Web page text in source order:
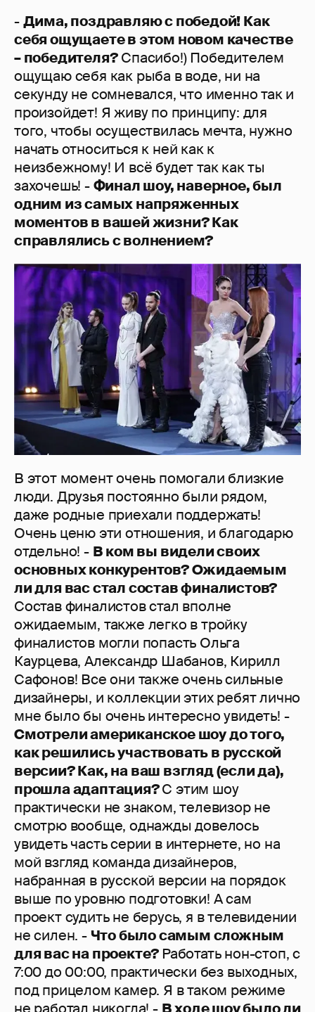
-Дима, поздравляю с победой! Как
себя ощущаете в этом новом качестве
– победителя?Спасибо!) Победителем
ощущаю себя как рыба в воде, ни на
секунду не сомневался, что именно так и
произойдет! Я живу по принципу: для
того, чтобы осуществилась мечта, нужно
начать относиться к ней как к
неизбежному! И всё будет так как ты
захочешь! -Финал шоу, наверное, был
одним из самых напряженных
моментов в вашей жизни? Как
справлялись с волнением?
В этот момент очень помогали близкие
люди. Друзья постоянно были рядом,
даже родные приехали поддержать!
Очень ценю эти отношения, и благодарю
отдельно! - В ком вы видели своих
основных конкурентов? Ожидаемым
ли для вас стал состав финалистов?
Состав финалистов стал вполне
ожидаемым, также легко в тройку
финалистов могли попасть Ольга
Каурцева, Александр Шабанов, Кирилл
Сафонов! Все они также очень сильные
дизайнеры, и коллекции этих ребят лично
мне было бы очень интересно увидеть! -
Смотрели американское шоу до того,
как решились участвовать в русской
версии? Как, на ваш взгляд (если да),
прошла адаптация?С этим шоу
практически не знаком, телевизор не
смотрю вообще, однажды довелось
увидеть часть серии в интернете, но на
мой взгляд команда дизайнеров,
набранная в русской версии на порядок
выше по уровню подготовки! А сам
проект судить не берусь, я в телевидении
не силен. - Что было самым сложным
для вас на проекте? Работать нон-стоп, с
7:00 до 00:00, практически без выходных,
под прицелом камер. Я в таком режиме